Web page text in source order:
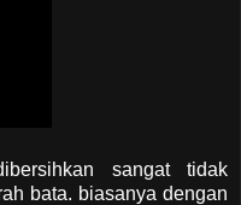
sangat tidak
bata. biasanya dengan